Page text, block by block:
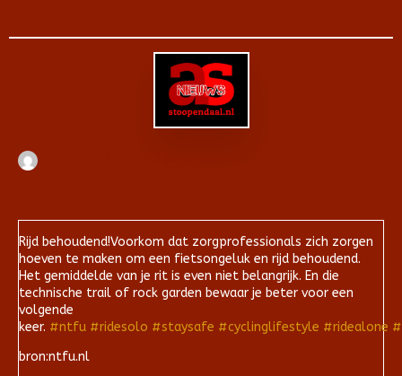
Rijd behoudend!Voorkom dat zorgprofessionals zich zorgen
hoeven te maken om een fietsongeluk en rijd behoudend.
Het gemiddelde van je rit is even niet belangrijk. En die
technische trail of rock garden bewaar je beter voor een
volgende
keer. #ntfu #ridesolo #staysafe #cyclinglifestyle #ridealone
bron:ntfu.nl